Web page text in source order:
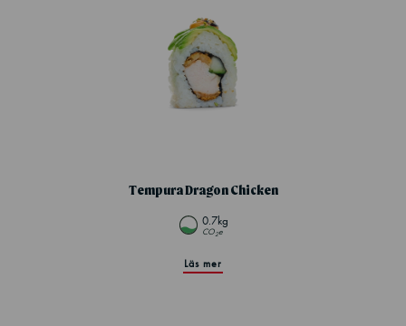
Tempura Dragon Chicken
0.7kg
CO2e
Läs mer